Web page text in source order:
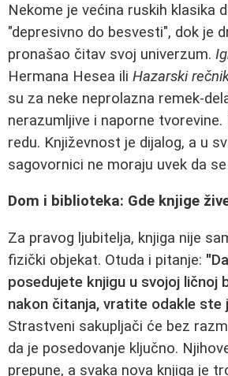
Nekome je većina ruskih klasika
"depresivno do besvesti", dok je
pronašao čitav svoj univerzum.
Hermana Hesea ili Hazarski
su za neke neprolazna remek-
nerazumljive i naporne
redu. Književnost je dijalog, a u
sagovornici ne moraju uvek da
Dom i biblioteka: Gde knjige
Za pravog ljubitelja, knjiga nije
fizički objekat. Otuda i pitanje:
posedujete knjigu u svojoj ličnoj
nakon čitanja, vratite odakle ste
Strastveni sakupljači će bez
da je posedovanje ključno.
prepune, a svaka nova knjiga je